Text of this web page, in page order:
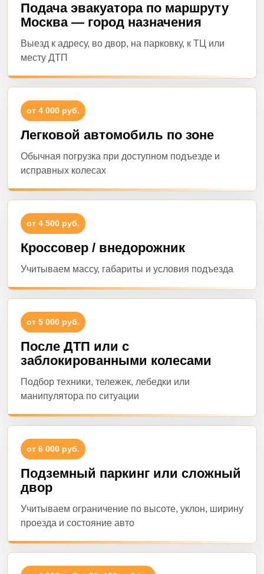
Подача эвакуатора по маршруту
Москва — город назначения
Выезд к адресу, во двор, на парковку, к ТЦ или
месту ДТП
от 4 000 руб.
Легковой автомобиль по зоне
Обычная погрузка при доступном подъезде и
исправных колесах
от 4 500 руб.
Кроссовер / внедорожник
Учитываем массу, габариты и условия подъезда
от 5 000 руб.
После ДТП или с
заблокированными колесами
Подбор техники, тележек, лебедки или
манипулятора по ситуации
от 6 000 руб.
Подземный паркинг или сложный
двор
Учитываем ограничение по высоте, уклон, ширину
проезда и состояние авто